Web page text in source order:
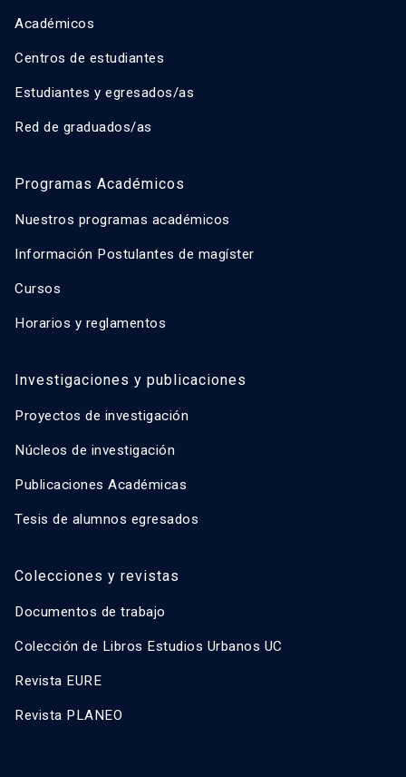
Académicos
Centros de estudiantes
Estudiantes y egresados/as
Red de graduados/as
Programas Académicos
Nuestros programas académicos
Información Postulantes de magíster
Cursos
Horarios y reglamentos
Investigaciones y publicaciones
Proyectos de investigación
Núcleos de investigación
Publicaciones Académicas
Tesis de alumnos egresados
Colecciones y revistas
Documentos de trabajo
Colección de Libros Estudios Urbanos UC
Revista EURE
Revista PLANEO